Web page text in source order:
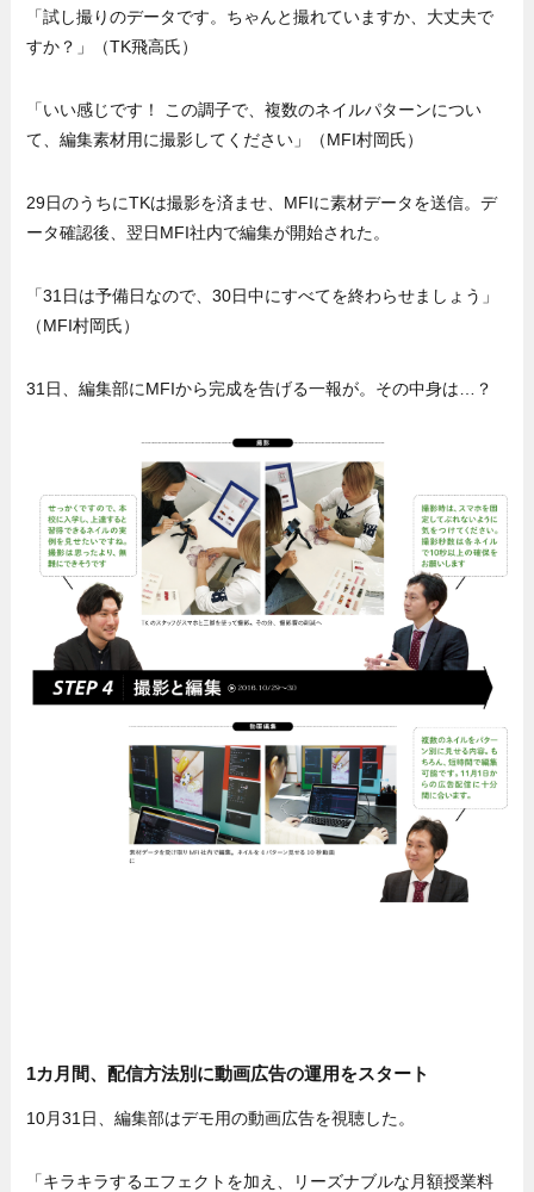
「試し撮りのデータです。ちゃんと撮れていますか、大丈夫で
すか？」（TK飛高氏）
「いい感じです！ この調子で、複数のネイルパターンについ
て、編集素材用に撮影してください」（MFI村岡氏）
29日のうちにTKは撮影を済ませ、MFIに素材データを送信。デ
ータ確認後、翌日MFI社内で編集が開始された。
「31日は予備日なので、30日中にすべてを終わらせましょう」
（MFI村岡氏）
31日、編集部にMFIから完成を告げる一報が。その中身は…？
1カ月間、配信方法別に動画広告の運用をスタート
10月31日、編集部はデモ用の動画広告を視聴した。
「キラキラするエフェクトを加え、リーズナブルな月額授業料